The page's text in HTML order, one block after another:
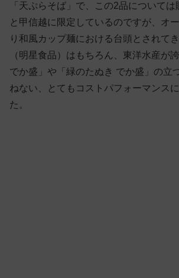
「天ぷらそば」で、この2品について
と甲信越に限定しているのですが、オ
り和風カップ麺における台頭とされて
（明星食品）はもちろん、東洋水産が
でか盛」や「緑のたぬき でか盛」の立
ねない、とてもコストパフォーマンス
た。